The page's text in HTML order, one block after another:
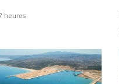
heures